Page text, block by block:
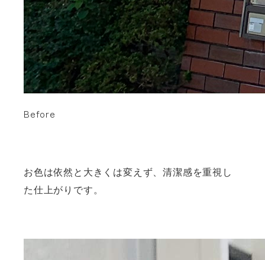
Before
お色は依然と大きくは変えず、清潔感を重視し
た仕上がりです。